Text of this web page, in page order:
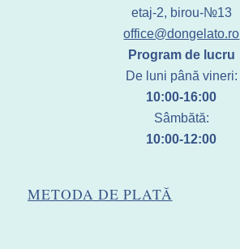
etaj-2, birou-№13
office@dongelato.ro
Program de lucru
De luni până vineri:
10:00-16:00
Sâmbătă:
10:00-12:00
METODA DE PLATĂ